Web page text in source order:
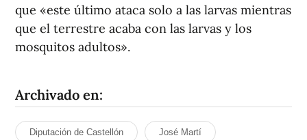
que «este último ataca solo a las larvas mientras
que el terrestre acaba con las larvas y los
mosquitos adultos».
Archivado en:
Diputación de Castellón José Martí